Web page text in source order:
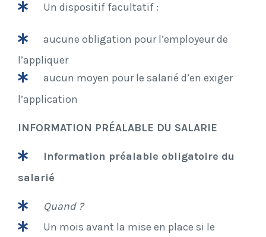
Un dispositif facultatif :
aucune obligation pour l’employeur de
l’appliquer
aucun moyen pour le salarié d’en exiger
l’application
INFORMATION PRÉALABLE DU SALARIE
Information préalable obligatoire du
salarié
Quand ?
Un mois avant la mise en place si le